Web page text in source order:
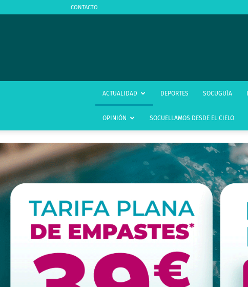
CONTACTO
ACTUALIDAD DEPORTES SOCUGUÍA
OPINIÓN SOCUELLAMOS DESDE EL CIELO